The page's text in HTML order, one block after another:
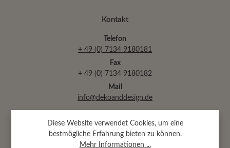
Kontakt
Telefon
+ 49 (0) 7134 9180181
Fax
+ 49 (0) 7134 9180182
Mail
info@dekoanddesign.de
Abtsäckerstr. 30 · 74189 Weinsberg
(bei Heilbronn)
Diese Website verwendet Cookies, um eine
bestmögliche Erfahrung bieten zu können.
Mehr Informationen ...